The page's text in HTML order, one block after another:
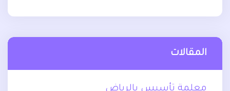
المقالات
معلمة تأسيس بالرياض